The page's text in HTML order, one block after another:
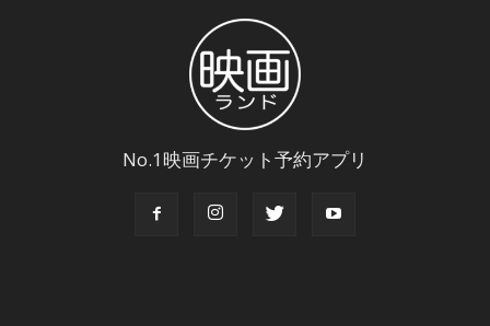
No.1映画チケット予約アプリ